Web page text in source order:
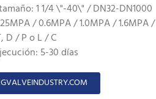
1 1/4 \"-40\" / DN32-DN1000
/ 0.6MPA / 1.0MPA / 1.6MPA
D / P o L / C
5-30 días